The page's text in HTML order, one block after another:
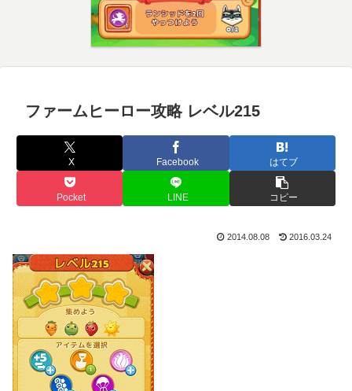
ファームヒーロー攻略 レベル215
X Facebook はてブ
Pocket LINE コピー
2014.08.08 2016.03.24